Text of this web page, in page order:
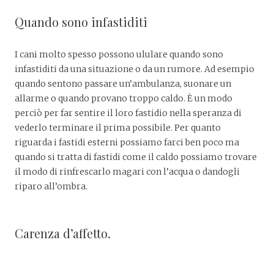
Quando sono infastiditi
I cani molto spesso possono ululare quando sono
infastiditi da una situazione o da un rumore. Ad esempio
quando sentono passare un’ambulanza, suonare un
allarme o quando provano troppo caldo. È un modo
perciò per far sentire il loro fastidio nella speranza di
vederlo terminare il prima possibile. Per quanto
riguarda i fastidi esterni possiamo farci ben poco ma
quando si tratta di fastidi come il caldo possiamo trovare
il modo di rinfrescarlo magari con l’acqua o dandogli
riparo all’ombra.
Carenza d’affetto.